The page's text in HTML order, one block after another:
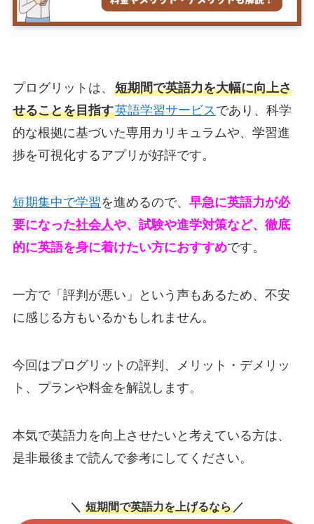
プログリットは、 短期間で英語力を大幅に向上さ
せることを目指す英語学習サービス であり、科学
的な根拠に基づいた専用カリキュラムや、学習進
捗を可視化するアプリが好評です。
短期集中で学習を進めるので、 早急に英語力が必
要になった社会人や、試験や進学対策など、徹底
的に英語を身に着けたい方におすすめです。
一方で「評判が悪い」という声もあるため、不安
に感じる方もいるかもしれません。
今回はプログリットの評判、メリット・デメリッ
ト、プランや料金を解説します。
本気で英語力を向上させたいと考えている方は、
是非最後まで読んで参考にしてください。
＼ 短期間で英語力を上げるなら ／